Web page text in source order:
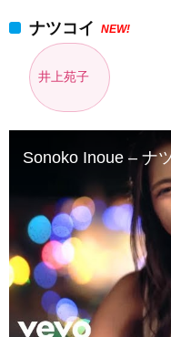
ナツコイ NEW!
井上苑子
Sonoko Inoue – ナ